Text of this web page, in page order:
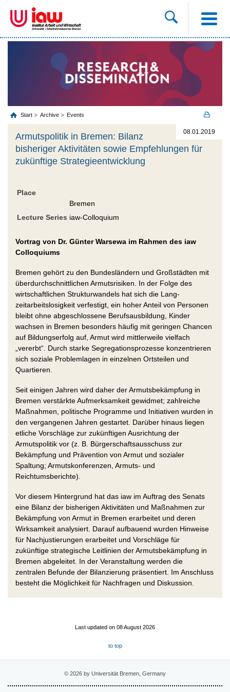
Start Archive Events
08.01.2019
Armutspolitik in Bremen: Bilanz
bisheriger Aktivitäten sowie Empfehlungen für
zukünftige Strategieentwicklung
Place
Bremen
Lecture Series iaw-Colloquium
Vortrag von Dr. Günter Warsewa im Rahmen des iaw
Colloquiums
Bremen gehört zu den Bundesländern und Großstädten mit
überdurchschnittlichen Armutsrisiken. In der Folge des
wirtschaftlichen Strukturwandels hat sich die Lang-
zeitarbeitslosigkeit verfestigt, ein hoher Anteil von Personen
bleibt ohne abgeschlossene Berufsausbildung, Kinder
wachsen in Bremen besonders häufig mit geringen Chancen
auf Bildungserfolg auf, Armut wird mittlerweile vielfach
„vererbt“. Durch starke Segregationsprozesse konzentrieren
sich soziale Problemlagen in einzelnen Ortsteilen und
Quartieren.
Seit einigen Jahren wird daher der Armutsbekämpfung in
Bremen verstärkte Aufmerksamkeit gewidmet; zahlreiche
Maßnahmen, politische Programme und Initiativen wurden in
den vergangenen Jahren gestartet. Darüber hinaus liegen
etliche Vorschläge zur zukünftigen Ausrichtung der
Armutspolitik vor (z. B. Bürgerschaftsausschuss zur
Bekämpfung und Prävention von Armut und sozialer
Spaltung; Armutskonferenzen, Armuts- und
Reichtumsberichte).
Vor diesem Hintergrund hat das iaw im Auftrag des Senats
eine Bilanz der bisherigen Aktivitäten und Maßnahmen zur
Bekämpfung von Armut in Bremen erarbeitet und deren
Wirksamkeit analysiert. Darauf aufbauend wurden Hinweise
für Nachjustierungen erarbeitet und Vorschläge für
zukünftige strategische Leitlinien der Armutsbekämpfung in
Bremen abgeleitet. In der Veranstaltung werden die
zentralen Befunde der Bilanzierung präsentiert. Im Anschluss
besteht die Möglichkeit für Nachfragen und Diskussion.
Last updated on 08 August 2026
to top
© 2026 by Universität Bremen, Germany